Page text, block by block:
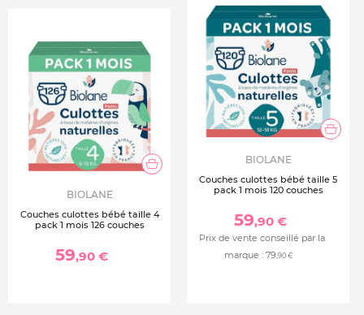
- Microbilles absorbantes (SAP) : polyacrylate de sodium.
Une enveloppe respirante :
- Voile extérieur, voile de maintien et d’acquisition :
Polyéthylène ; Polypropylène ; Polyester ; Colle.
Une ceinture douce et extensible :
- Ceinture : Polypropylène.
- Ruban adhésif pour refermer la culotte après usage :
polypropylène.
BIOLANE
Couches culottes bébé taille 4
pack 1 mois 126 couches
59,90 €
BIOLANE
Couches culottes bébé taille 5
pack 1 mois 120 couches
59,90 €
Prix de vente conseillé par la
marque : 79,90 €